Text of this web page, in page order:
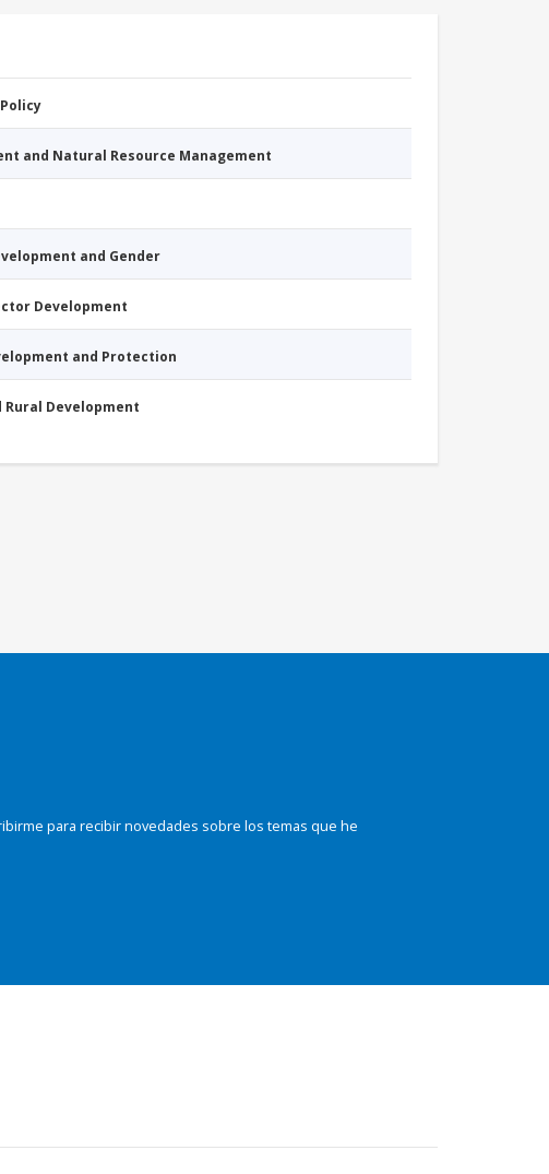
and Natural Resource Management
and Gender
Development
and Protection
Rural Development
para recibir novedades sobre los temas que he